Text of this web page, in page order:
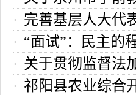
完善基层人大代
“面试”：民主的
关于贯彻监督法
思考
祁阳县农业综合